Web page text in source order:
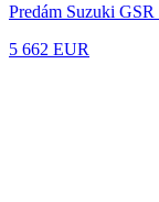
Predám Suzuki GSR
5 662 EUR